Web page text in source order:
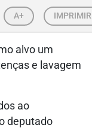
A+ IMPRIMIR
alvo um
e lavagem
ao
deputado